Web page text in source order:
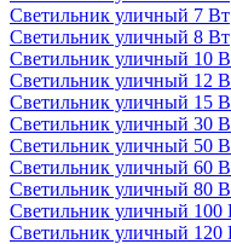
Светильник уличный 7 Вт
Светильник уличный 8 Вт
Светильник уличный 10
Светильник уличный 12
Светильник уличный 15
Светильник уличный 30
Светильник уличный 50
Светильник уличный 60
Светильник уличный 80
Светильник уличный 100
Светильник уличный 120